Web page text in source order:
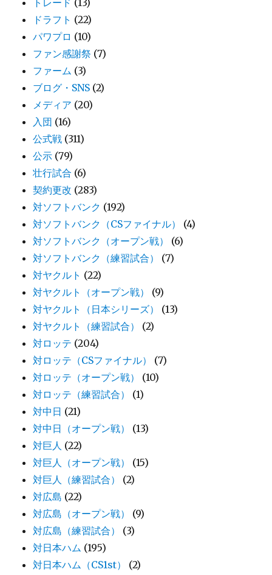
トレード (13)
ドラフト (22)
パワプロ (10)
ファン感謝祭 (7)
ファーム (3)
ブログ・SNS (2)
メディア (20)
入団 (16)
公式戦 (311)
公示 (79)
壮行試合 (6)
契約更改 (283)
対ソフトバンク (192)
対ソフトバンク（CSファイナル）
(4)
対ソフトバンク（オープン戦）
(6)
対ソフトバンク（練習試合）
(7)
対ヤクルト (22)
対ヤクルト（オープン戦）
(9)
対ヤクルト（日本シリーズ）
(13)
対ヤクルト（練習試合）
(2)
対ロッテ (204)
対ロッテ（CSファイナル）
(7)
対ロッテ（オープン戦）
(10)
対ロッテ（練習試合）
(1)
対中日 (21)
対中日（オープン戦）
(13)
対巨人 (22)
対巨人（オープン戦）
(15)
対巨人（練習試合）
(2)
対広島 (22)
対広島（オープン戦）
(9)
対広島（練習試合）
(3)
対日本ハム (195)
対日本ハム（CS1st）
(2)